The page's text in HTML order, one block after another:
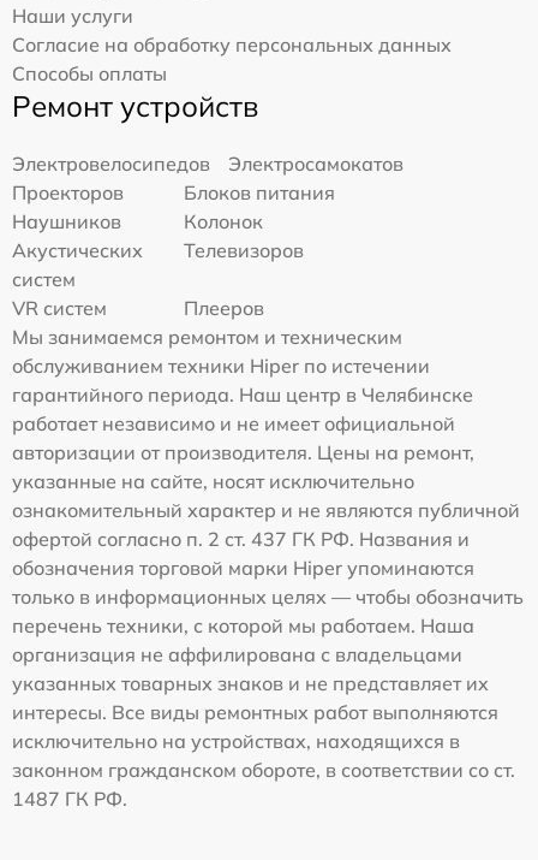
Наши услуги
Согласие на обработку персональных данных
Способы оплаты
Ремонт устройств
Электровелосипедов
Электросамокатов
Проекторов
Блоков питания
Наушников
Колонок
Акустических
систем
Телевизоров
VR систем
Плееров
Мы занимаемся ремонтом и техническим
обслуживанием техники Hiper по истечении
гарантийного периода. Наш центр в Челябинске
работает независимо и не имеет официальной
авторизации от производителя. Цены на ремонт,
указанные на сайте, носят исключительно
ознакомительный характер и не являются публичной
офертой согласно п. 2 ст. 437 ГК РФ. Названия и
обозначения торговой марки Hiper упоминаются
только в информационных целях — чтобы обозначить
перечень техники, с которой мы работаем. Наша
организация не аффилирована с владельцами
указанных товарных знаков и не представляет их
интересы. Все виды ремонтных работ выполняются
исключительно на устройствах, находящихся в
законном гражданском обороте, в соответствии со ст.
1487 ГК РФ.